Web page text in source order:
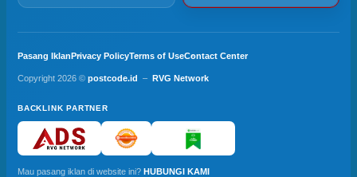
Pasang IklanPrivacy PolicyTerms of UseContact Center
Copyright 2026 © postcode.id – RVG Network
BACKLINK PARTNER
Mau pasang iklan di website ini? HUBUNGI KAMI